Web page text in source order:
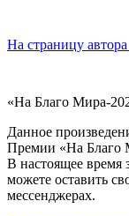
На страницу автора
«На Благо Мира-
Данное
Премии «На Благо
В настоящее время
можете оставить
мессенджерах.